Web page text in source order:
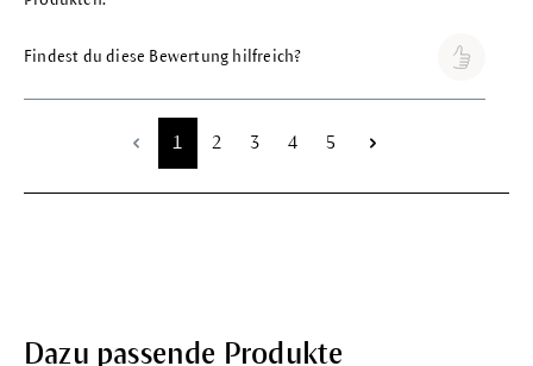
Findest du diese Bewertung hilfreich?
Seite
1 Seite
2 Seite
3 Seite
4 Seite
5
Dazu passende Produkte